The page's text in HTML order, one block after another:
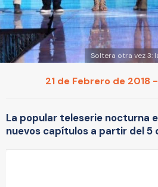
Soltera otra vez 3:
21 de Febrero de 2018
La popular teleserie nocturna
nuevos capítulos a partir del 5